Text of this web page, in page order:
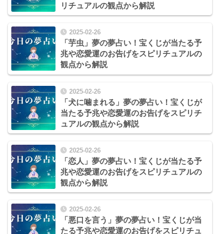
リチュアルの観点から解説
2025-02-26
「芋虫」夢の夢占い！宝くじが当たる予
兆や恋愛運のお告げをスピリチュアルの
観点から解説
2025-02-26
「犬に噛まれる」夢の夢占い！宝くじが
当たる予兆や恋愛運のお告げをスピリチ
ュアルの観点から解説
2025-02-26
「恋人」夢の夢占い！宝くじが当たる予
兆や恋愛運のお告げをスピリチュアルの
観点から解説
2025-02-26
「悪口を言う」夢の夢占い！宝くじが当
たる予兆や恋愛運のお告げをスピリチュ